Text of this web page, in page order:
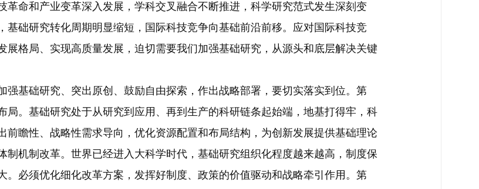
革命和产业变革深入发展，学科交叉融合不断推进，科学研究范式发生深刻变
基础研究转化周期明显缩短，国际科技竞争向基础前沿前移。应对国际科技竞
展格局、实现高质量发展，迫切需要我们加强基础研究，从源头和底层解决关键
基础研究、突出原创、鼓励自由探索，作出战略部署，要切实落实到位。第
局。基础研究处于从研究到应用、再到生产的科研链条起始端，地基打得牢，科
前瞻性、战略性需求导向，优化资源配置和布局结构，为创新发展提供基础理论
制机制改革。世界已经进入大科学时代，基础研究组织化程度越来越高，制度保
。必须优化细化改革方案，发挥好制度、政策的价值驱动和战略牵引作用。第